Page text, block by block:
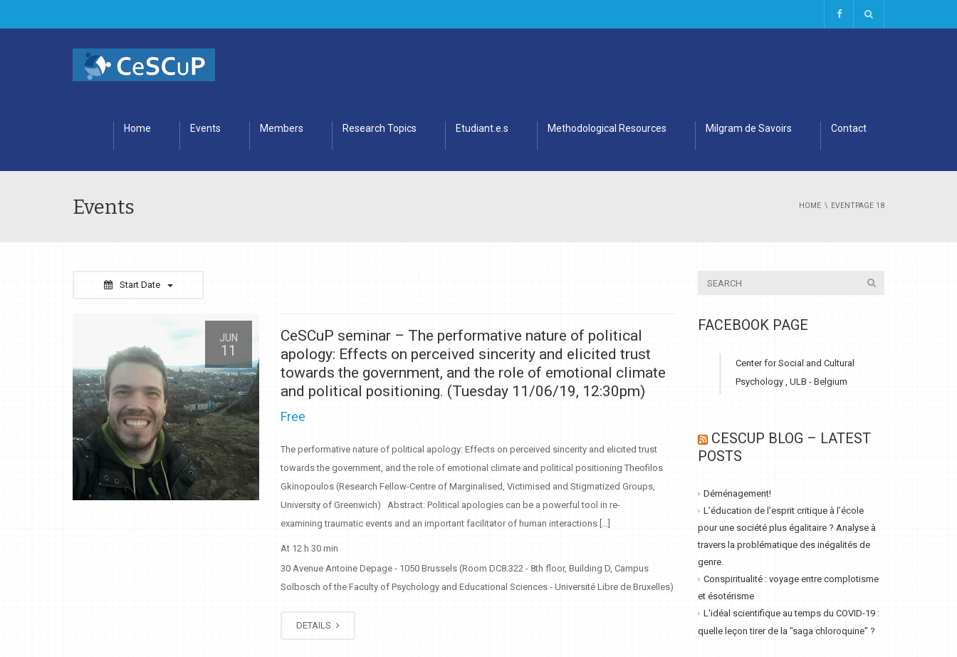
Home Events Members Research Topics Etudiant.e.s Methodological Resources Milgram de Savoirs Contact
Events HOME EVENTPAGE 18
Start Date
JUN
11
CeSCuP seminar – The performative nature of political
apology: Effects on perceived sincerity and elicited trust
towards the government, and the role of emotional climate
and political positioning. (Tuesday 11/06/19, 12:30pm)
Free
The performative nature of political apology: Effects on perceived sincerity and elicited trust
towards the government, and the role of emotional climate and political positioning Theofilos
Gkinopoulos (Research Fellow-Centre of Marginalised, Victimised and Stigmatized Groups,
University of Greenwich) Abstract: Political apologies can be a powerful tool in re-
examining traumatic events and an important facilitator of human interactions […]
At 12 h 30 min
30 Avenue Antoine Depage - 1050 Brussels (Room DC8.322 - 8th floor, Building D, Campus
Solbosch of the Faculty of Psychology and Educational Sciences - Université Libre de Bruxelles)
DETAILS
FACEBOOK PAGE
Center for Social and Cultural
Psychology , ULB - Belgium
CESCUP BLOG – LATEST
POSTS
Déménagement!
L’éducation de l’esprit critique à l’école
pour une société plus égalitaire ? Analyse à
travers la problématique des inégalités de
genre.
Conspiritualité : voyage entre complotisme
et ésotérisme
L'idéal scientifique au temps du COVID-19 :
quelle leçon tirer de la "saga chloroquine" ?